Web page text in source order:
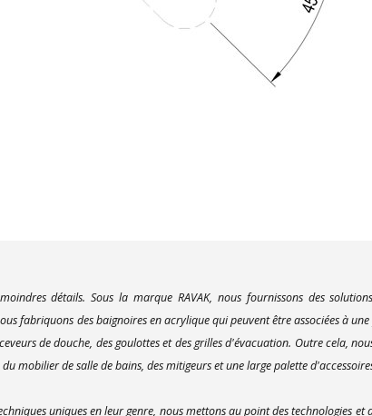
détails. Sous la marque RAVAK, nous fournissons des
fabriquons des baignoires en acrylique qui peuvent être associées à
de douche, des goulottes et des grilles d'évacuation. Outre cela,
mobilier de salle de bains, des mitigeurs et une large palette
uniques en leur genre, nous mettons au point des technologies et